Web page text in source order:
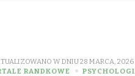
W DNIU28 MARCA, 2026
RANDKOWE